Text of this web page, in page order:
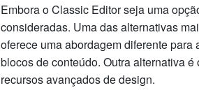
Embora o Classic Editor seja uma
consideradas. Uma das alternativas
oferece uma abordagem diferente
blocos de conteúdo. Outra alternativa
recursos avançados de design.